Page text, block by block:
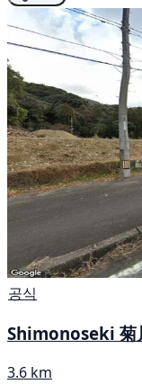
공식
Shimonoseki 菊
3.6 km